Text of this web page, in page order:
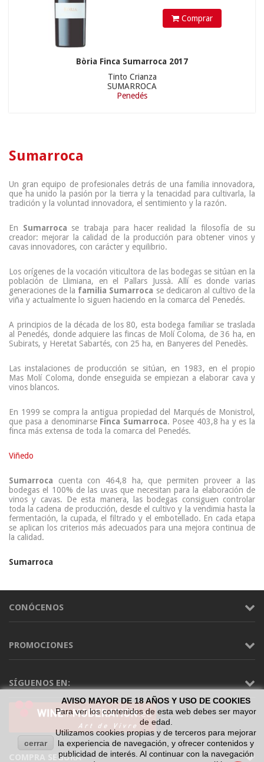
Comprar
Bòria Finca Sumarroca 2017
Tinto Crianza
SUMARROCA
Penedés
Sumarroca
Un gran equipo de profesionales detrás de una familia innovadora,
que ha unido la pasión por la tierra y la tenacidad para cultivarla, la
tradición y la voluntad innovadora, el sentimiento y la razón.
En Sumarroca se trabaja para hacer realidad la filosofía de su
creador: mejorar la calidad de la producción para obtener vinos y
cavas innovadores, con carácter y equilibrio.
Los orígenes de la vocación viticultora de las bodegas se sitúan en la
población de Llimiana, en el Pallars Jussà. Allí es donde varias
generaciones de la familia Sumarroca se dedicaron al cultivo de la
viña y actualmente lo siguen haciendo en la comarca del Penedés.
A principios de la década de los 80, esta bodega familiar se traslada
al Penedés, donde adquiere las fincas de Molí Coloma, de 36 ha, en
Subirats, y Heretat Sabartés, con 25 ha, en Banyeres del Penedès.
Las instalaciones de producción se sitúan, en 1983, en el propio
Mas Molí Coloma, donde enseguida se empiezan a elaborar cava y
vinos blancos.
En 1999 se compra la antigua propiedad del Marqués de Monistrol,
que pasa a denominarse Finca Sumarroca. Posee 403,8 ha y es la
finca más extensa de toda la comarca del Penedés.
Viñedo
Sumarroca cuenta con 464,8 ha, que permiten proveer a las
bodegas el 100% de las uvas que necesitan para la elaboración de
vinos y cavas. De esta manera, las bodegas consiguen controlar
toda la cadena de producción, desde el cultivo y la vendimia hasta la
fermentación, la cupada, el filtrado y el embotellado. En cada etapa
se aplican los criterios más adecuados para una mejora continua de
la calidad.
Sumarroca
CONÓCENOS
PROMOCIONES
SÍGUENOS EN:
COMPRA SEGURA
cerrar
AVISO MAYOR DE 18 AÑOS Y USO DE COOKIES
Para ver los contenidos de esta web debes ser mayor
de edad.
Utilizamos cookies propias y de terceros para mejorar
la experiencia de navegación, y ofrecer contenidos y
publicidad de interés. Al continuar con la navegación